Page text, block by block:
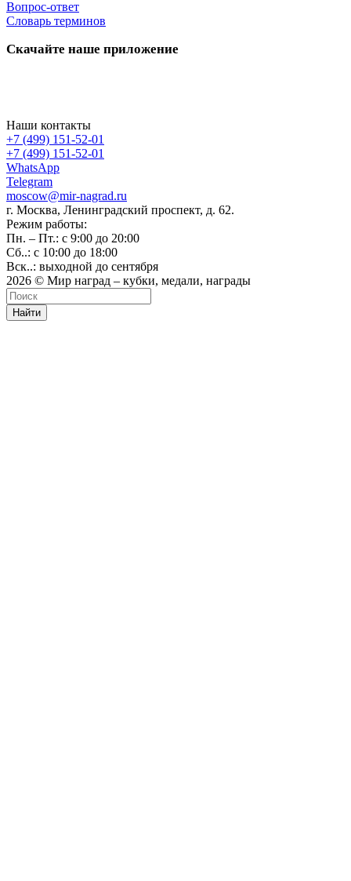
Вопрос-ответ
Словарь терминов
Скачайте наше приложение
Наши контакты
+7 (499) 151-52-01
+7 (499) 151-52-01
WhatsApp
Telegram
moscow@mir-nagrad.ru
г. Москва, Ленинградский проспект, д. 62.
Режим работы:
Пн. – Пт.: с 9:00 до 20:00
Сб..: с 10:00 до 18:00
Вск..: выходной до сентября
2026 © Мир наград – кубки, медали, награды
Найти